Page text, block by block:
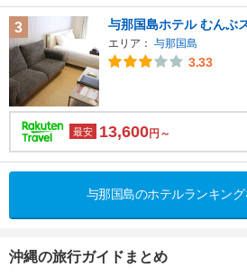
3 与那国島ホテル むんぶ
エリア： 与那国島
3.33
最安 13,600円～
与那国島のホテルランキン
沖縄の旅行ガイドまとめ